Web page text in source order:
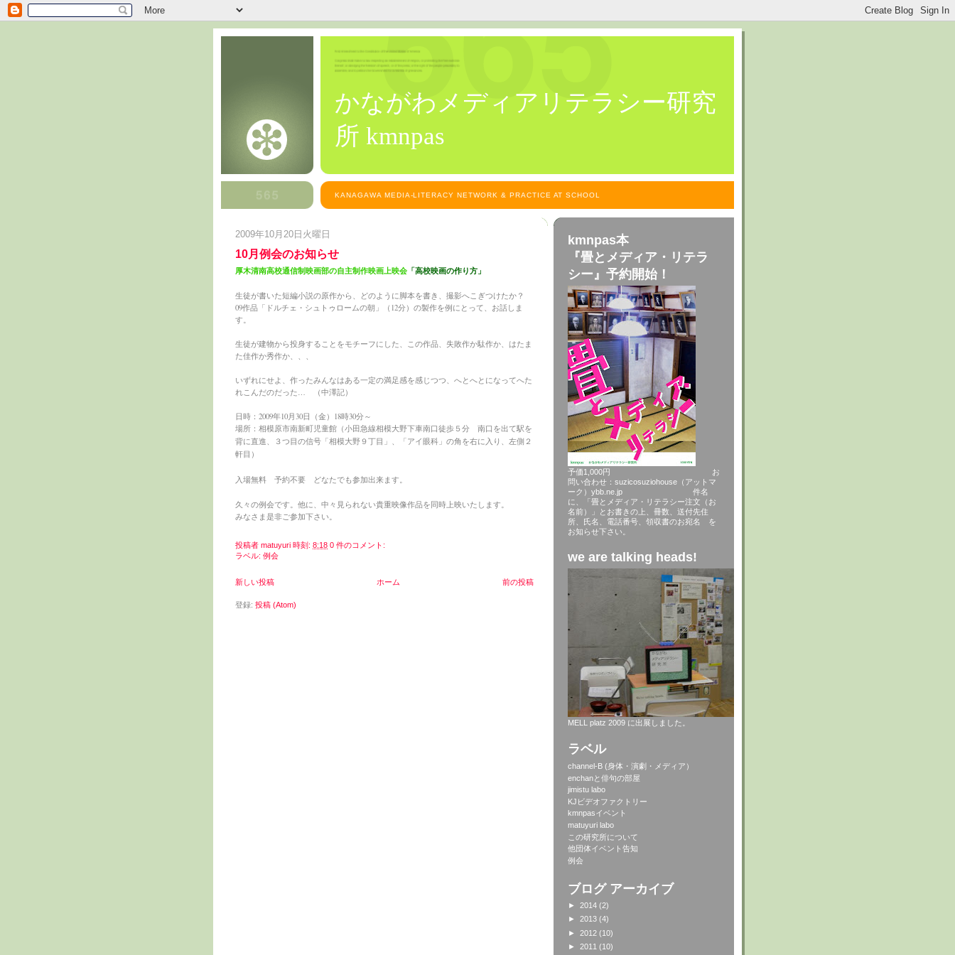
かながわメディアリテラシー研究
所 kmnpas
KANAGAWA MEDIA-LITERACY NETWORK & PRACTICE AT SCHOOL
2009年10月20日火曜日
10月例会のお知らせ
厚木清南高校通信制映画部の自主制作映画上映会 「高校映画の作り方」
生徒が書いた短編小説の原作から、どのように脚本を書き、撮影へこぎつけたか？
09作品「ドルチェ・シュトゥロームの朝」（12分）の製作を例にとって、お話しま
す。
生徒が建物から投身することをモチーフにした、この作品、失敗作か駄作か、はたま
た佳作か秀作か、、、
いずれにせよ、作ったみんなはある一定の満足感を感じつつ、へとへとになってへた
れこんだのだった… （中澤記）
日時：2009年10月30日（金）18時30分～
場所：相模原市南新町児童館 （小田急線相模大野下車南口徒歩５分 南口を出て駅を
背に直進、３つ目の信号「相模大野９丁目」、「アイ眼科」の角を右に入り、左側２
軒目）
入場無料 予約不要 どなたでも参加出来ます。
久々の例会です。他に、中々見られない貴重映像作品を同時上映いたします。
みなさま是非ご参加下さい。
投稿者 matuyuri 時刻: 8:18 0 件のコメント:
ラベル: 例会
新しい投稿 前の投稿
ホーム
登録: 投稿 (Atom)
kmnpas本
『畳とメディア・リテラ
シー』予約開始！
予価1,000円 お
問い合わせ：suzicosuziohouse（アットマ
ーク）ybb.ne.jp 件名
に、「畳とメディア・リテラシー注文（お
名前）」とお書きの上、冊数、送付先住
所、氏名、電話番号、領収書のお宛名 を
お知らせ下さい。
we are talking heads!
MELL platz 2009 に出展しました。
ラベル
channel-B (身体・演劇・メディア）
enchanと俳句の部屋
jimistu labo
KJビデオファクトリー
kmnpasイベント
matuyuri labo
この研究所について
他団体イベント告知
例会
ブログ アーカイブ
► 2014 (2)
► 2013 (4)
► 2012 (10)
► 2011 (10)